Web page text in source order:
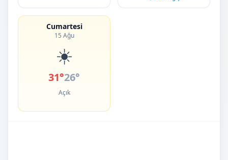
Cumartesi
15 Ağu
☀️
31°26°
Açık